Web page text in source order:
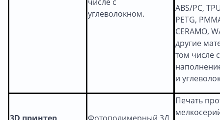
углеволокном.
ABS/PC,
PETG,
CERAMO,
другие
том числе с
и
Печать